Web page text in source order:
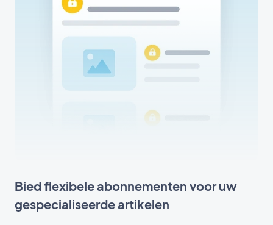
Bied flexibele abonnementen voor uw
gespecialiseerde artikelen